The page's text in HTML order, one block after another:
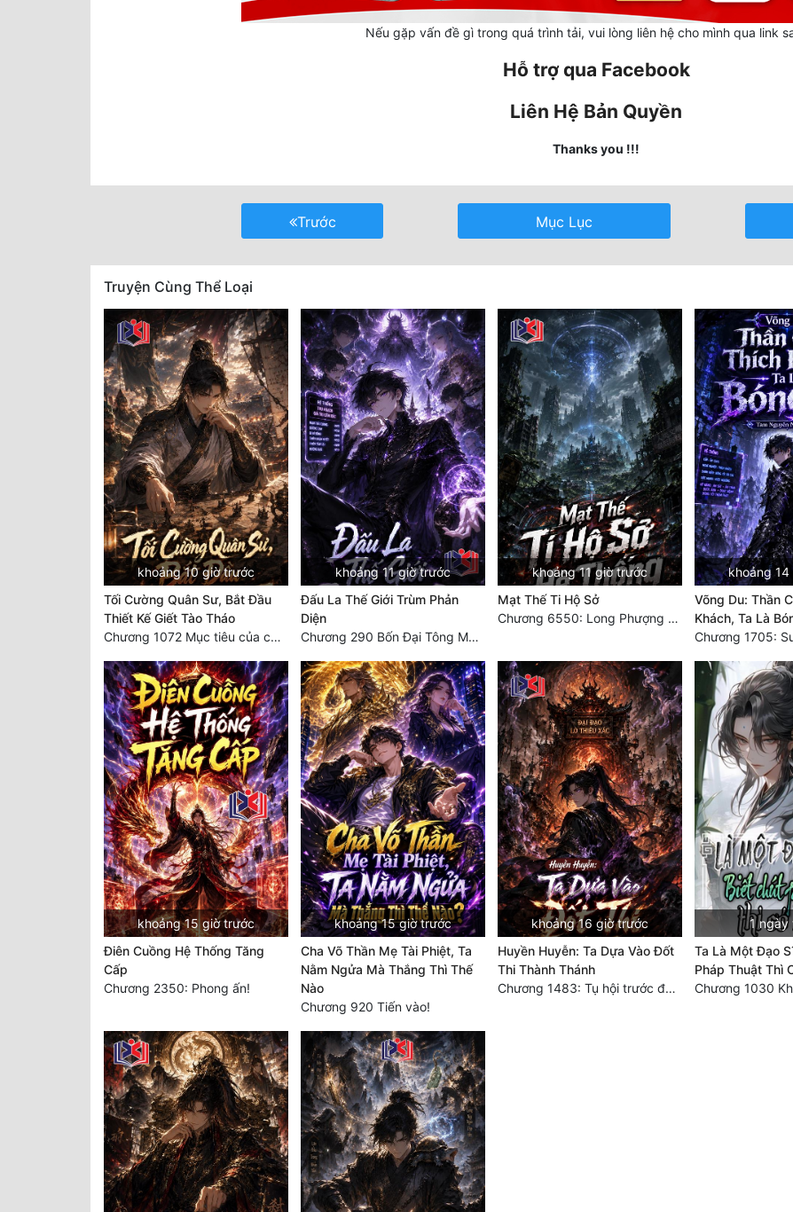
Nếu gặp vấn đề gì trong quá trình tải, vui lòng liên hệ cho mình qua link
Hỗ trợ qua Facebook
Liên Hệ Bản Quyền
Thanks you !!!
Trước Mục Lục
Truyện Cùng Thể Loại
khoảng 10 giờ trước
Tối Cường Quân Sư, Bắt Đầu
Thiết Kế Giết Tào Tháo
Chương 1072 Mục tiêu của chúng ta là biển sao trời (2/2)
khoảng 11 giờ trước
Đấu La Thế Giới Trùm Phản
Diện
Chương 290 Bốn Đại Tông Môn Đơn Thuộc Tính Vô Cùng Thê Lương
khoảng 11 giờ trước
Mạt Thế Ti Hộ Sở
Chương 6550: Long Phượng Thần Trận
khoảng
Võng Du: Thần
Khách, Ta Là
khoảng 15 giờ trước
Điên Cuồng Hệ Thống Tăng
Cấp
Chương 2350: Phong ấn!
khoảng 15 giờ trước
Cha Võ Thần Mẹ Tài Phiệt, Ta
Nằm Ngửa Mà Thắng Thì Thế
Nào
Chương 920 Tiến vào!
khoảng 16 giờ trước
Huyền Huyễn: Ta Dựa Vào Đốt
Thi Thành Thánh
Chương 1483: Tụ hội trước đại chiến
1 ngày
Ta Là Một Đạo
Pháp Thuật Thì